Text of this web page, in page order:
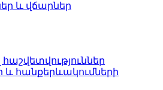
և վճարներ
հաշվետվություններ
և հանքերևակումների